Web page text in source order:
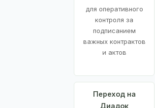
для оперативного
контроля за
подписанием
важных контрактов
и актов
Переход на
Диадок